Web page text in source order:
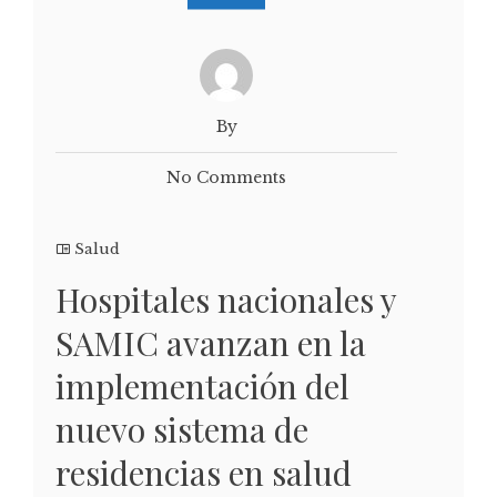
By
No Comments
Salud
Hospitales nacionales y
SAMIC avanzan en la
implementación del
nuevo sistema de
residencias en salud